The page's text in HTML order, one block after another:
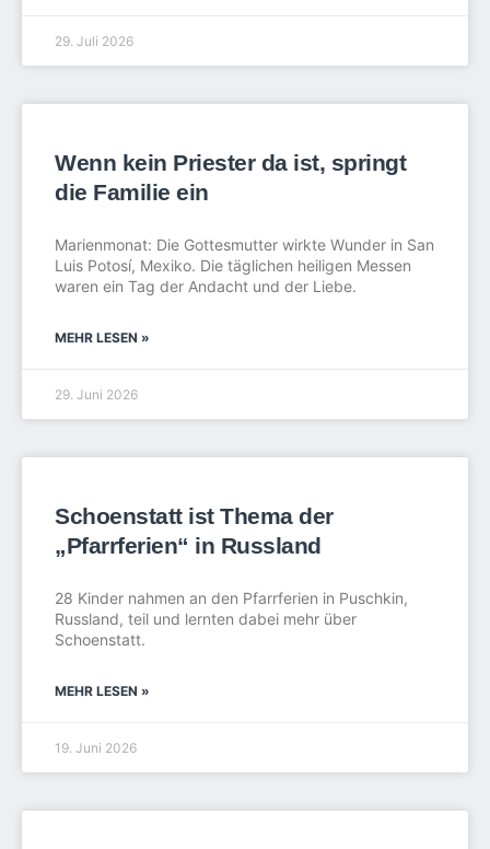
29. Juli 2026
Wenn kein Priester da ist, springt
die Familie ein
Marienmonat: Die Gottesmutter wirkte Wunder in San
Luis Potosí, Mexiko. Die täglichen heiligen Messen
waren ein Tag der Andacht und der Liebe.
MEHR LESEN »
29. Juni 2026
Schoenstatt ist Thema der
„Pfarrferien“ in Russland
28 Kinder nahmen an den Pfarrferien in Puschkin,
Russland, teil und lernten dabei mehr über
Schoenstatt.
MEHR LESEN »
19. Juni 2026